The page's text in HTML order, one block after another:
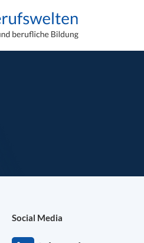
Social Media